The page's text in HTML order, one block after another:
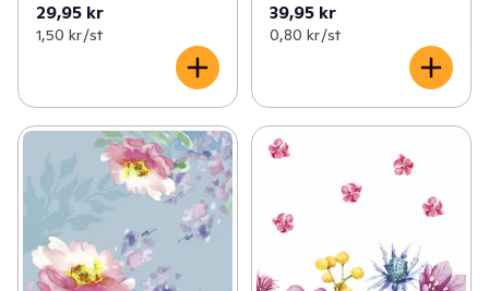
29,95 kr
1,50 kr /st
39,95 kr
0,80 kr /st